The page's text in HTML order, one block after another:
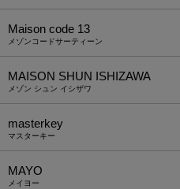
Maison code 13
メゾンコードサーティーン
MAISON SHUN ISHIZAWA
メゾン シュン イシザワ
masterkey
マスターキー
MAYO
メイヨー